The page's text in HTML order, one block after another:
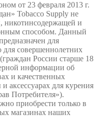
от 23 февраля 2013 г.
Tobacco Supply не
никотинсодержащей и
способом. Данный
для
для совершеннолетних
России старше 18
информации об
и качественных
аксессуарах для курения
Потребителя»).
приобрести только в
магазинах наших